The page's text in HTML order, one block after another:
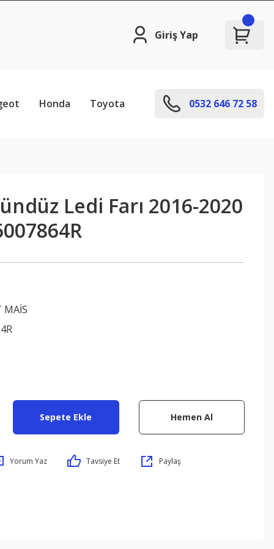
Giriş Yap
Honda Toyota 0532 646 72 58
Ledi Farı 2016-2020
MAİS
Sepete Ekle Hemen Al
Yorum Yaz Tavsiye Et Paylaş